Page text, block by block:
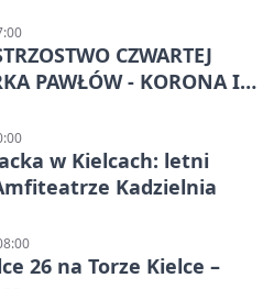
CZWARTEJ
PAWŁÓW - KORONA III
w Kielcach: letni
Kadzielnia
26 na Torze Kielce –